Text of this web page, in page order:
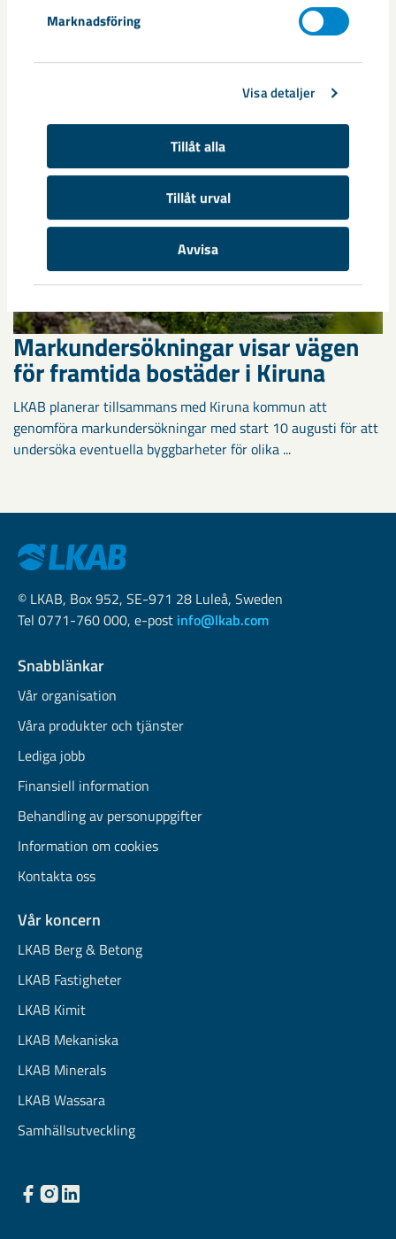
Marknadsföring
Visa detaljer
Tillåt alla
Tillåt urval
Avvisa
Kirunaborna fick under helgen uppleva handboll på hög nivå
Markundersökningar visar vägen
för framtida bostäder i Kiruna
LKAB planerar tillsammans med Kiruna kommun att
genomföra markundersökningar med start 10 augusti för att
undersöka eventuella byggbarheter för olika ...
© LKAB, Box 952, SE-971 28 Luleå, Sweden
Tel 0771-760 000, e-post info@lkab.com
Snabblänkar
Vår organisation
Våra produkter och tjänster
Lediga jobb
Finansiell information
Behandling av personuppgifter
Information om cookies
Kontakta oss
Vår koncern
LKAB Berg & Betong
LKAB Fastigheter
LKAB Kimit
LKAB Mekaniska
LKAB Minerals
LKAB Wassara
Samhällsutveckling